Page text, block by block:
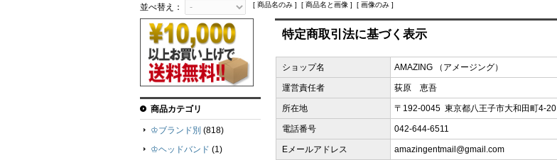
並べ替え： [ 商品名のみ ] [ 商品名と画像 ] [ 画像のみ ]
特定商取引法に基づく表示
ショップ名 AMAZING （アメージング）
運営責任者 荻原 恵吾
所在地 〒192-0045 東京都八王子市大和田町4-20
電話番号 042-644-6511
Eメールアドレス amazingentmail@gmail.com
商品カテゴリ
♔ブランド別 (818)
♔ヘッドバンド (1)